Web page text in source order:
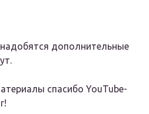
дополнительные
спасибо YouTube-